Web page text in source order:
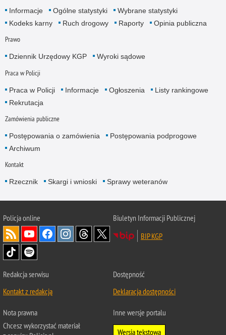
Informacje Ogólne statystyki
Wybrane statystyki
Kodeks karny
Ruch drogowy Raporty Opinia publiczna
Prawo
Dziennik Urzędowy KGP Wyroki sądowe
Praca w Policji
Praca w Policji Informacje Ogłoszenia
Listy rankingowe
Rekrutacja
Zamówienia publiczne
Postępowania o zamówienia
Postępowania podprogowe
Archiwum
Kontakt
Rzecznik Skargi i wnioski Sprawy weteranów
Policjaonline
Biuletyn Informacji Publicznej
BIP KGP
Redakcja serwisu
Kontakt z redakcją
Dostępność
Deklaracja dostępności
Nota prawna
Chcesz wykorzystać materiał
Inne wersje portalu
Wersja tekstowa